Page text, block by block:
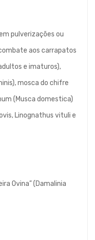
em pulverizações ou
aos carrapatos
e imaturos),
mosca do chifre
(Musca domestica)
Linognathus vituli e
Ovina” (Damalinia